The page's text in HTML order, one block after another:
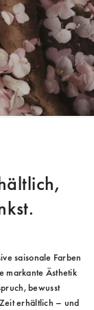
saisonale Farben
markante Ästhetik
bewusst
erhältlich – und